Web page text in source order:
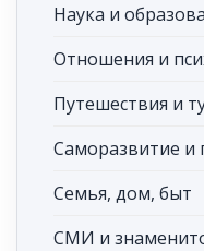
Наука и
Отношения и
Путешествия и
Саморазвитие и
Семья, дом, быт
СМИ и